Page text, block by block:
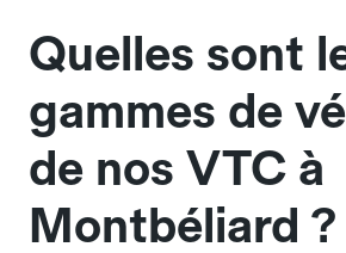
Quelles sont
gammes de
de nos VTC à
Montbéliard ?